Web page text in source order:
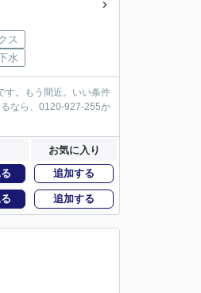
ス
水
す。もう間近。いい条件
なら、0120-927-255か
お気に入り
追加する
追加する